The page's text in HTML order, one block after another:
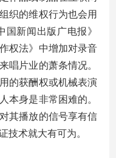
织的维权行为也会用
国新闻出版广电报》
权法》中增加对录音
唱片业的萧条情况。
的获酬权或机械表演
本身是非常困难的。
其播放的信号享有信
技术就大有可为。